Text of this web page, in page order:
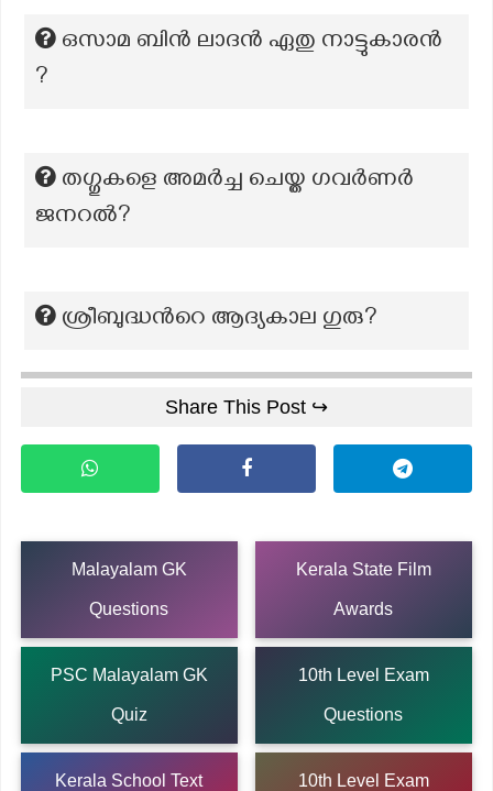
ഒസാമ ബിൻ ലാദൻ ഏതു നാട്ടുകാരൻ
?
തഗ്ഗുകളെ അമർച്ച ചെയ്ത ഗവർണർ
ജനറൽ?
ശ്രീബുദ്ധന്‍റെ ആദ്യകാല ഗുരു?
Share This Post ↪
Malayalam GK
Questions
Kerala State Film
Awards
PSC Malayalam GK
Quiz
10th Level Exam
Questions
Kerala School Text 10th Level Exam